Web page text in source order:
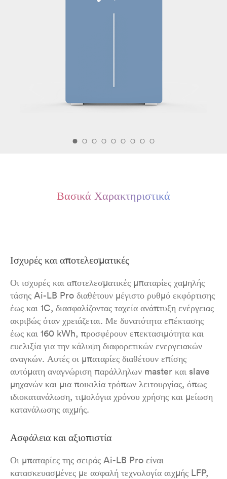
Βασικά Χαρακτηριστικά
Ισχυρές και αποτελεσματικές
Οι ισχυρές και αποτελεσματικές μπαταρίες χαμηλής
τάσης Ai-LB Pro διαθέτουν μέγιστο ρυθμό εκφόρτισης
έως και 1C, διασφαλίζοντας ταχεία ανάπτυξη ενέργειας
ακριβώς όταν χρειάζεται. Με δυνατότητα επέκτασης
έως και 160 kWh, προσφέρουν επεκτασιμότητα και
ευελιξία για την κάλυψη διαφορετικών ενεργειακών
αναγκών. Αυτές οι μπαταρίες διαθέτουν επίσης
αυτόματη αναγνώριση παράλληλων master και slave
μηχανών και μια ποικιλία τρόπων λειτουργίας, όπως
ιδιοκατανάλωση, τιμολόγια χρόνου χρήσης και μείωση
κατανάλωσης αιχμής.
Ασφάλεια και αξιοπιστία
Οι μπαταρίες της σειράς Ai-LB Pro είναι
κατασκευασμένες με ασφαλή τεχνολογία αιχμής LFP,